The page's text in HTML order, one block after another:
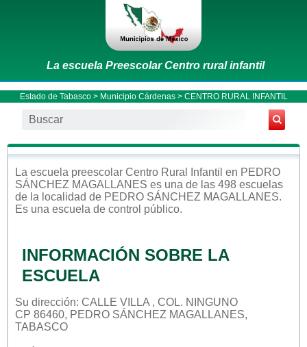
La escuela Preescolar Centro rural infantil
Estado de Tabasco> Municipio Cárdenas> CENTRO RURAL INFANTIL
La escuela preescolar Centro Rural Infantil en PEDRO
SÁNCHEZ MAGALLANES es una de las 498 escuelas
de la localidad de PEDRO SÁNCHEZ MAGALLANES.
Es una escuela de control público.
INFORMACIÓN SOBRE LA
ESCUELA
Su dirección: CALLE VILLA , COL. NINGUNO
CP 86460, PEDRO SÁNCHEZ MAGALLANES,
TABASCO